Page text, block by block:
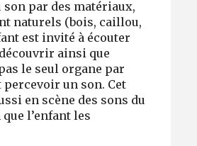
par des matériaux,
naturels (bois, caillou,
est invité à écouter
ainsi que
le seul organe par
percevoir un son. Cet
en scène des sons du
l’enfant les